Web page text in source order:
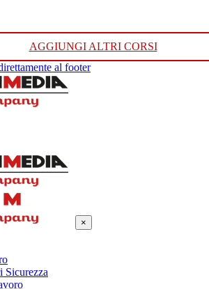
AGGIUNGI ALTRI CORSI
al footer
×
Sicurezza